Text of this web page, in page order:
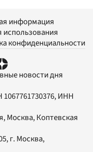
информация
использования
конфиденциальности
новости дня
1067761730376, ИНН
Москва, Коптевская
, г. Москва,